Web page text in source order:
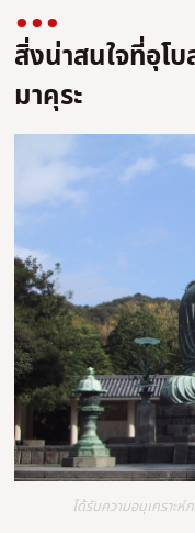
สิ่งน่าสนใจที่อุโ
มาคุระ
ได้รับความอนุเคราะห์